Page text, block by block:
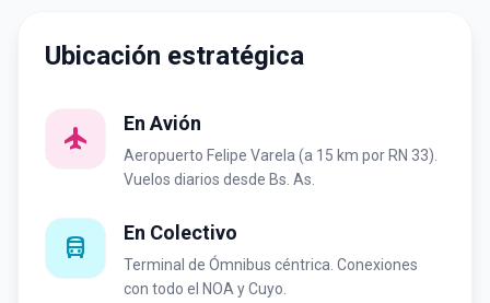
Ubicación estratégica
airplanemode_active
En Avión
Aeropuerto Felipe Varela (a 15 km por RN 33).
Vuelos diarios desde Bs. As.
directions_bus
En Colectivo
Terminal de Ómnibus céntrica. Conexiones
con todo el NOA y Cuyo.